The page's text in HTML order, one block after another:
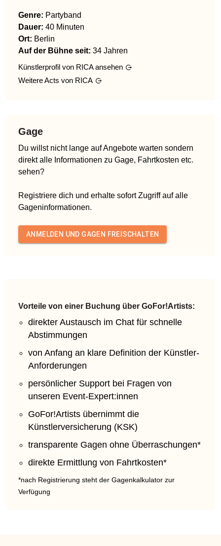
Genre: Partyband
Dauer: 40 Minuten
Ort: Berlin
Auf der Bühne seit: 34 Jahren
Künstlerprofil von RICAansehen
Weitere Acts von RICA
Gage
Du willst nicht lange auf Angebote warten sondern
direkt alle Informationen zu Gage, Fahrtkosten etc.
sehen?
Registriere dich und erhalte sofort Zugriff auf alle
Gageninformationen.
ANMELDEN UND GAGEN FREISCHALTEN
Vorteile von einer Buchung über GoFor!Artists:
direkter Austausch im Chat für schnelle
Abstimmungen
von Anfang an klare Definition der Künstler-
Anforderungen
persönlicher Support bei Fragen von
unseren Event-Expert:innen
GoFor!Artists übernimmt die
Künstlerversicherung (KSK)
transparente Gagen ohne Überraschungen*
direkte Ermittlung von Fahrtkosten*
*nach Registrierung steht der Gagenkalkulator zur
Verfügung